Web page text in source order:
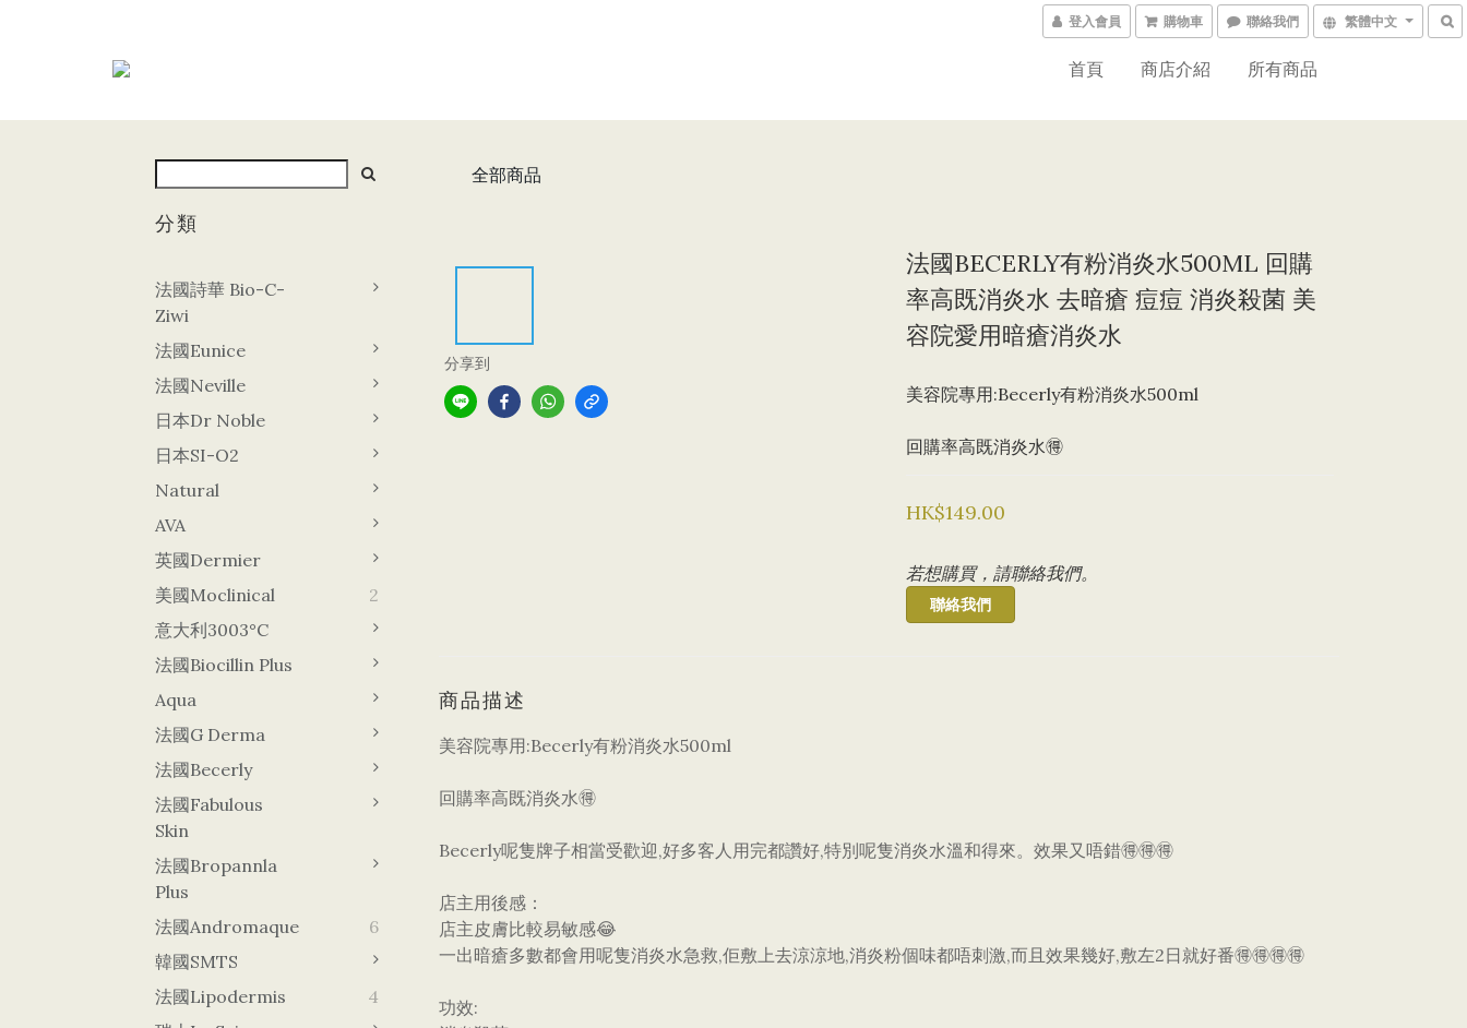
登入會員 購物車 聯絡我們 繁體中文
首頁 商店介紹 所有商品
分類
法國詩華 Bio-C-
Ziwi
法國Eunice
法國Neville
日本Dr Noble
日本SI-O2
Natural
AVA
英國Dermier
美國Moclinical
2
意大利3003°C
法國Biocillin Plus
Aqua
法國G Derma
法國Becerly
法國Fabulous
Skin
法國Bropannla
Plus
法國Andromaque
6
韓國sMTS
法國Lipodermis
4
全部商品
分享到
法國BECERLY有粉消炎水500ML 回購
率高既消炎水 去暗瘡 痘痘 消炎殺菌 美
容院愛用暗瘡消炎水
美容院專用:Becerly有粉消炎水500ml
回購率高既消炎水🉐
HK$149.00
若想購買，請聯絡我們。
聯絡我們
商品描述
美容院專用:Becerly有粉消炎水500ml
回購率高既消炎水🉐
Becerly呢隻牌子相當受歡迎,好多客人用完都讚好,特別呢隻消炎水溫和得來。效果又唔錯🉐🉐🉐
店主用後感：
店主皮膚比較易敏感😂
一出暗瘡多數都會用呢隻消炎水急救,佢敷上去涼涼地,消炎粉個味都唔刺激,而且效果幾好,敷左2日就好番🉐🉐🉐🉐
功效: